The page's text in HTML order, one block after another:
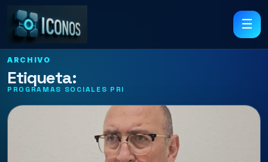
☰
ARCHIVO
Etiqueta:
PROGRAMAS SOCIALES PRI